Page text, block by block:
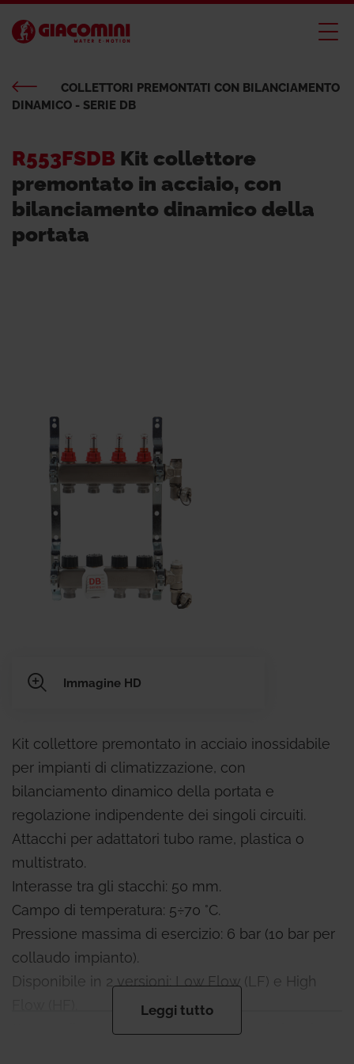
COLLETTORI PREMONTATI CON BILANCIAMENTO
DINAMICO - SERIE DB
R553FSDB Kit collettore
premontato in acciaio, con
bilanciamento dinamico della
portata
Immagine HD
Kit collettore premontato in acciaio inossidabile
per impianti di climatizzazione, con
bilanciamento dinamico della portata e
regolazione indipendente dei singoli circuiti.
Attacchi per adattatori tubo rame, plastica o
multistrato.
Interasse tra gli stacchi: 50 mm.
Campo di temperatura: 5÷70 °C.
Pressione massima di esercizio: 6 bar (10 bar per
collaudo impianto).
Disponibile in 2 versioni: Low Flow (LF) e High
Campo di regolazione della portata sul singolo
Leggi tutto